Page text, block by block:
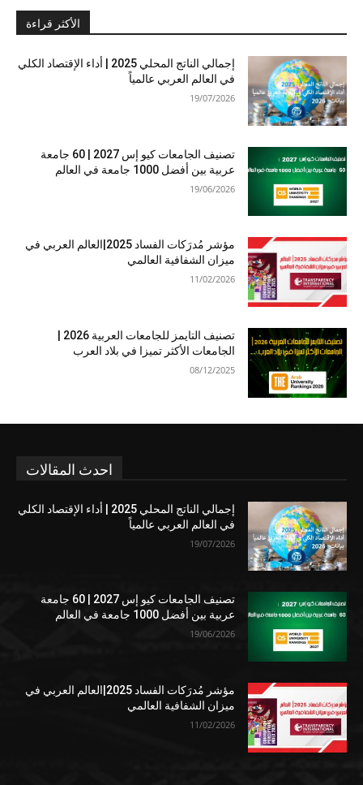
الأكثر قراءة
إجمالي الناتج المحلي 2025 | أداء الإقتصاد الكلي
في العالم العربي عالمياً
19/07/2026
تصنيف الجامعات كيو إس 2027 | 60 جامعة
عربية بين أفضل 1000 جامعة في العالم
19/06/2026
مؤشر مُدرَكات الفساد 2025|العالم العربي في
ميزان الشفافية العالمي
11/02/2026
الجامعات الأكثر تميزا في بلاد العرب
08/12/2025
احدث المقالات
إجمالي الناتج المحلي 2025 | أداء الإقتصاد الكلي
في العالم العربي عالمياً
19/07/2026
تصنيف الجامعات كيو إس 2027 | 60 جامعة
عربية بين أفضل 1000 جامعة في العالم
19/06/2026
مؤشر مُدرَكات الفساد 2025|العالم العربي في
ميزان الشفافية العالمي
11/02/2026